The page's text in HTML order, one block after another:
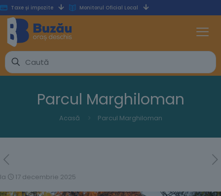
Taxe și impozite Monitorul Oficial Local
Parcul Marghiloman
Acasă Parcul Marghiloman
la 17 decembrie 2025